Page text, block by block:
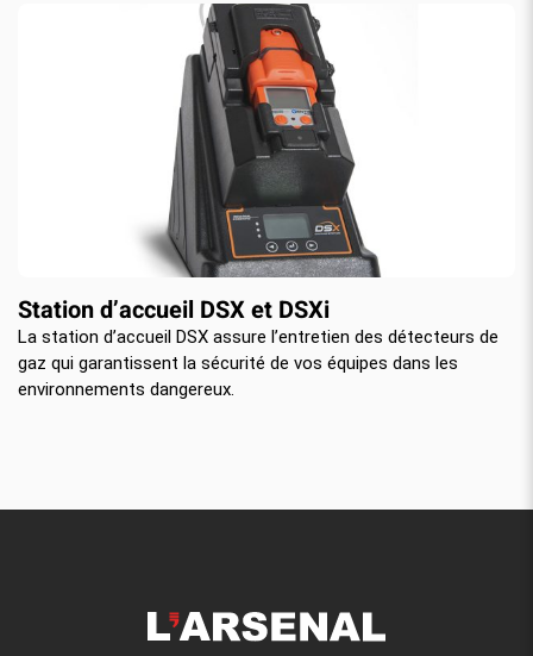
Station d’accueil DSX et DSXi
La station d’accueil DSX assure l’entretien des détecteurs de
gaz qui garantissent la sécurité de vos équipes dans les
environnements dangereux.